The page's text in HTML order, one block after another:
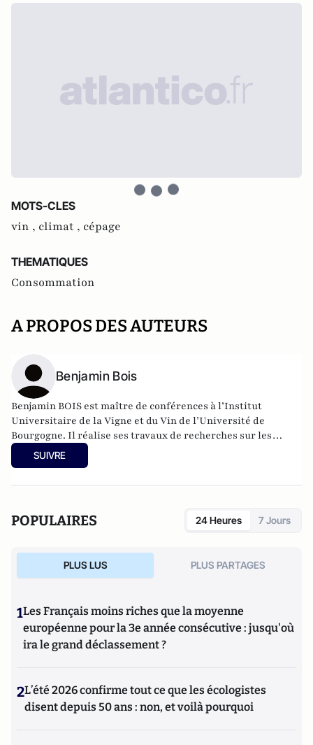
MOTS-CLES
vin , climat , cépage
THEMATIQUES
Consommation
A PROPOS DES AUTEURS
Benjamin Bois
Benjamin BOIS est maître de conférences à l’Institut
Universitaire de la Vigne et du Vin de l’Université de
Bourgogne. Il réalise ses travaux de recherches sur les
relations entre la viticulture et le climat au Centre de
Recherches de Climatologie (laboratoire Biogéosciences). Il
wine regions in response to climate change,Climatic
SUIVRE
POPULAIRES 24 Heures 7 Jours
PLUS LUS PLUS PARTAGES
1Les Français moins riches que la moyenne
européenne pour la 3e année consécutive : jusqu'où
ira le grand déclassement ?
2L’été 2026 confirme tout ce que les écologistes
disent depuis 50 ans : non, et voilà pourquoi